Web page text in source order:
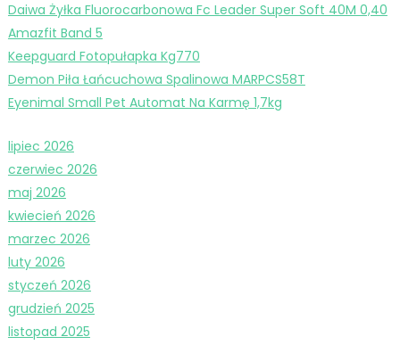
Daiwa Żyłka Fluorocarbonowa Fc Leader Super Soft 40M 0,40
Amazfit Band 5
Keepguard Fotopułapka Kg770
Demon Piła Łańcuchowa Spalinowa MARPCS58T
Eyenimal Small Pet Automat Na Karmę 1,7kg
lipiec 2026
czerwiec 2026
maj 2026
kwiecień 2026
marzec 2026
luty 2026
styczeń 2026
grudzień 2025
listopad 2025